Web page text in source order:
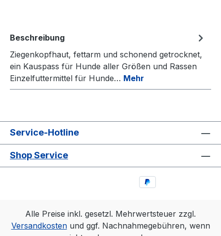
Beschreibung
Ziegenkopfhaut, fettarm und schonend getrocknet,
ein Kauspass für Hunde aller Größen und Rassen
Einzelfuttermittel für Hunde… Mehr
Service-Hotline
Shop Service
Alle Preise inkl. gesetzl. Mehrwertsteuer zzgl.
Versandkostenund ggf. Nachnahmegebühren, wenn